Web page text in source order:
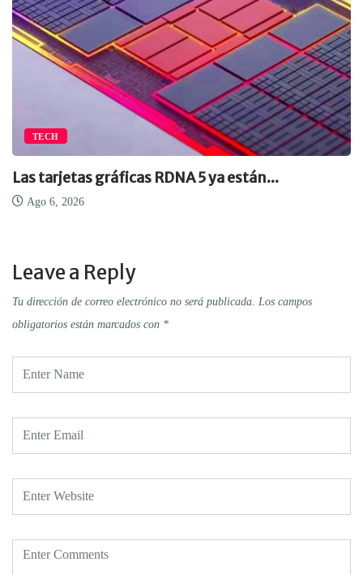
TECH
Las tarjetas gráficas RDNA 5 ya están...
Ago 6, 2026
Leave a Reply
Tu dirección de correo electrónico no será publicada. Los campos
obligatorios están marcados con *